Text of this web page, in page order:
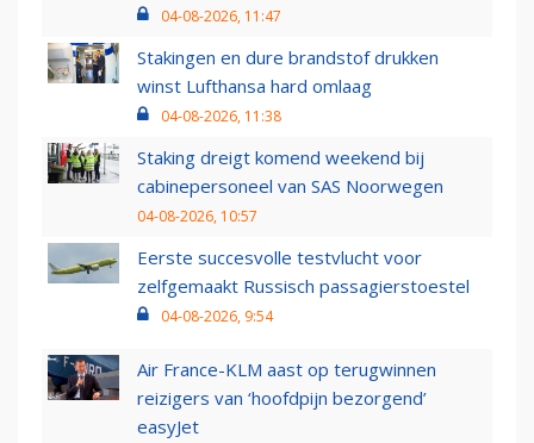
04-08-2026, 11:47
Stakingen en dure brandstof drukken
winst Lufthansa hard omlaag
04-08-2026, 11:38
Staking dreigt komend weekend bij
cabinepersoneel van SAS Noorwegen
04-08-2026, 10:57
Eerste succesvolle testvlucht voor
zelfgemaakt Russisch passagierstoestel
04-08-2026, 9:54
Air France-KLM aast op terugwinnen
reizigers van ‘hoofdpijn bezorgend’
easyJet